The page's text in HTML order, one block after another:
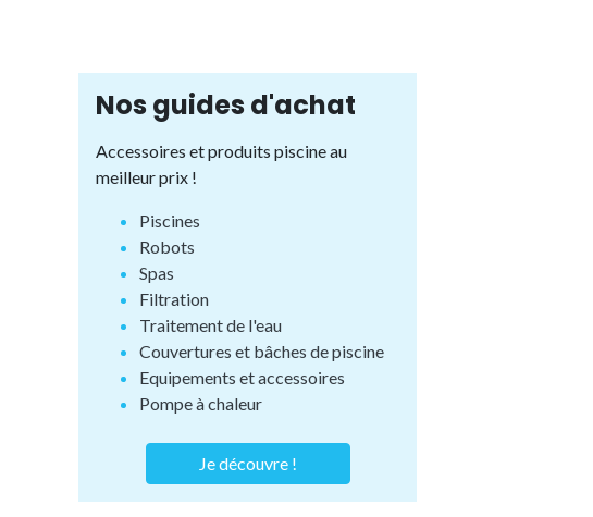
Nos guides d'achat
Accessoires et produits piscine au
meilleur prix !
Piscines
Robots
Spas
Filtration
Traitement de l'eau
Couvertures et bâches de piscine
Equipements et accessoires
Pompe à chaleur
Je découvre !